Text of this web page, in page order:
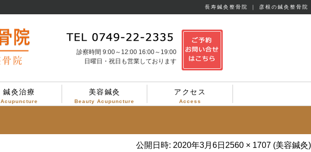
長寿鍼灸整骨院 ｜ 彦根の鍼灸整骨院
診察時間 9:00～12:00 16:00～19:00
日曜日・祝日も営業しております
鍼灸治療
Acupuncture
美容鍼灸
Beauty Acupuncture
アクセス
Access
公開日時: 2020年3月6日 2560 × 1707 (美容鍼灸)